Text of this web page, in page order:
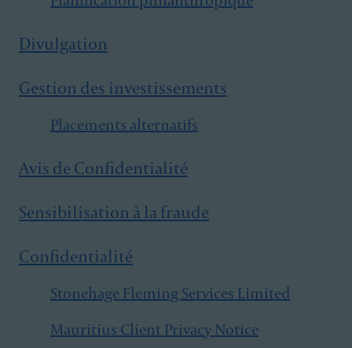
Divulgation
Gestion des investissements
Placements alternatifs
Avis de Confidentialité
Sensibilisation à la fraude
Confidentialité
Stonehage Fleming Services Limited
Mauritius Client Privacy Notice